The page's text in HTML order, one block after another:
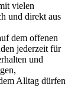
vielen
und direkt aus
dem offenen
jederzeit für
und
Alltag dürfen